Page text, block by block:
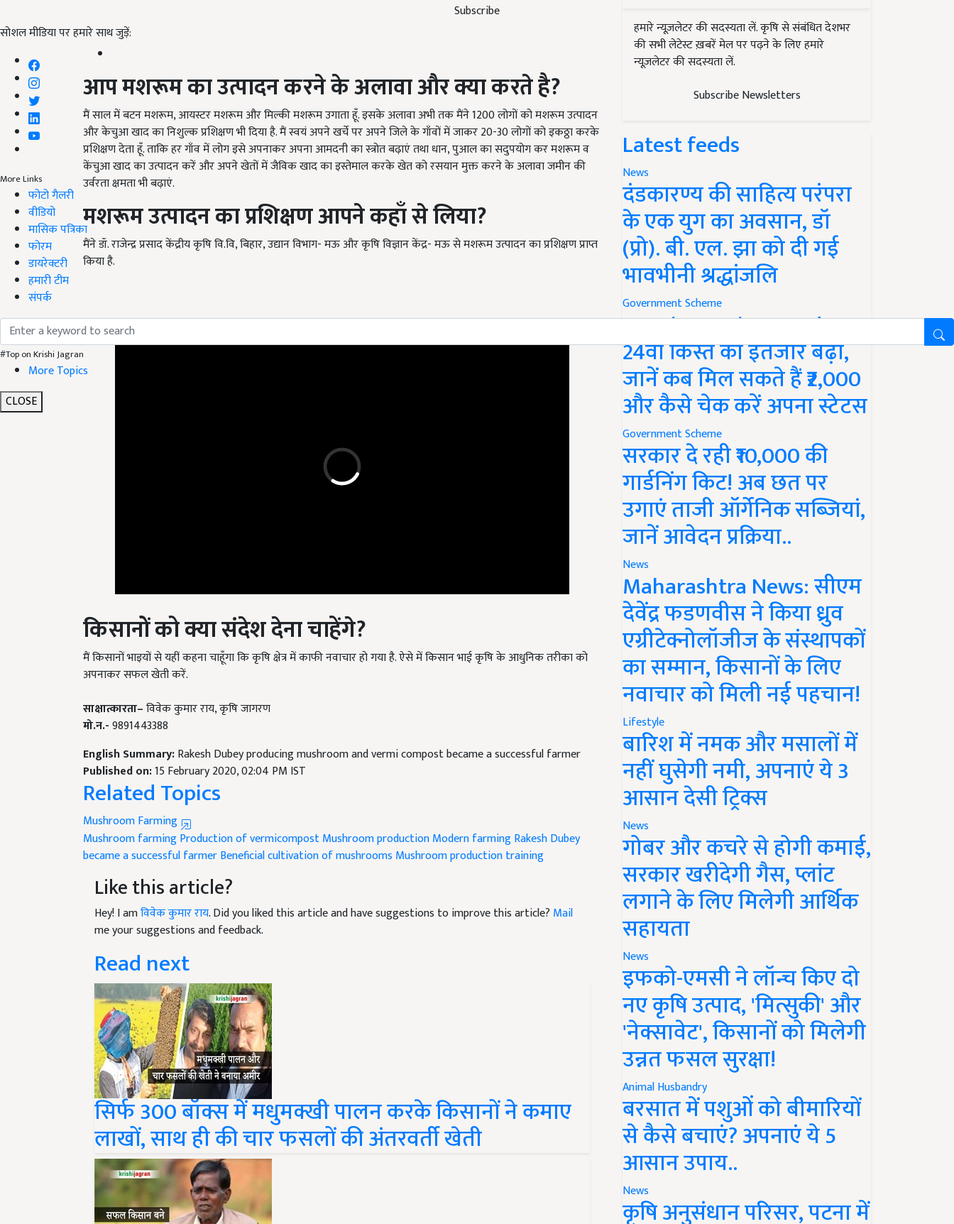
Subscribe
सोशल मीडिया पर हमारे साथ जुड़ें:
More Links
फोटो गैलरी
वीडियो
मासिक पत्रिका
फोरम
डायरेक्टरी
हमारी टीम
संपर्क
#Top on Krishi Jagran
More Topics
CLOSE
आप मशरूम का उत्पादन करने के अलावा और क्या करते है?
मैं साल में बटन मशरूम, आयस्टर मशरूम और मिल्की मशरूम उगाता हूँ. इसके अलावा अभी तक मैंने 1200 लोगों को मशरूम उत्पादन
और केचुआ खाद का निशुल्क प्रशिक्षण भी दिया है. मैं स्वयं अपने खर्चे पर अपने जिले के गाँवों में जाकर 20-30 लोगों को इकठ्ठा करके
प्रशिक्षण देता हूँ. ताकि हर गाँव में लोग इसे अपनाकर अपना आमदनी का स्त्रोत बढ़ाएं तथा धान, पुआल का सदुपयोग कर मशरूम व
केंचुआ खाद का उत्पादन करें और अपने खेतों में जैविक खाद का इस्तेमाल करके खेत को रसयान मुक्त करने के अलावा जमीन की
उर्वरता क्षमता भी बढ़ाएं.
मशरूम उत्पादन का प्रशिक्षण आपने कहाँ से लिया?
मैंने डॉ. राजेन्द्र प्रसाद केंद्रीय कृषि वि.वि, बिहार, उद्यान विभाग- मऊ और कृषि विज्ञान केंद्र- मऊ से मशरूम उत्पादन का प्रशिक्षण प्राप्त
किया है.
किसानों को क्या संदेश देना चाहेंगे?
मैं किसानों भाइयों से यहीं कहना चाहूँगा कि कृषि क्षेत्र में काफी नवाचार हो गया है. ऐसे में किसान भाई कृषि के आधुनिक तरीका को
अपनाकर सफल खेती करें.
मो.न.-9891443388
Published on:15 February 2020, 02:04 PM IST
Related Topics
Mushroom Farming
Mushroom farming Production of vermicompost
became a successful farmerBeneficial cultivation of mushroomsMushroom production training
Like this article?
Hey! I amविवेक कुमार राय. Did you liked this article and have suggestions to improve this article?
me your suggestions and feedback.
Read next
सिर्फ 300 बॉक्स में मधुमक्खी पालन करके किसानों ने कमाए
लाखों, साथ ही की चार फसलों की अंतरवर्ती खेती
हमारे न्यूज़लेटर की सदस्यता लें. कृषि से संबंधित देशभर
की सभी लेटेस्ट ख़बरें मेल पर पढ़ने के लिए हमारे
न्यूज़लेटर की सदस्यता लें.
Subscribe Newsletters
Latest feeds
News
दंडकारण्य की साहित्य परंपरा
के एक युग का अवसान, डॉ
(प्रो). बी. एल. झा को दी गई
भावभीनी श्रद्धांजलि
Government Scheme
PM Kisan Yojana Update:
24वीं किस्त का इंतजार बढ़ा,
जानें कब मिल सकते हैं ₹2,000
और कैसे चेक करें अपना स्टेटस
Government Scheme
सरकार दे रही ₹10,000 की
गार्डनिंग किट! अब छत पर
उगाएं ताजी ऑर्गेनिक सब्जियां,
जानें आवेदन प्रक्रिया..
News
Maharashtra News: सीएम
देवेंद्र फडणवीस ने किया ध्रुव
एग्रीटेक्नोलॉजीज के संस्थापकों
का सम्मान, किसानों के लिए
नवाचार को मिली नई पहचान!
Lifestyle
बारिश में नमक और मसालों में
नहीं घुसेगी नमी, अपनाएं ये 3
आसान देसी ट्रिक्स
News
गोबर और कचरे से होगी कमाई,
सरकार खरीदेगी गैस, प्लांट
लगाने के लिए मिलेगी आर्थिक
सहायता
News
इफको-एमसी ने लॉन्च किए दो
नए कृषि उत्पाद, 'मित्सुकी' और
'नेक्सावेट', किसानों को मिलेगी
उन्नत फसल सुरक्षा!
Animal Husbandry
बरसात में पशुओं को बीमारियों
से कैसे बचाएं? अपनाएं ये 5
आसान उपाय..
News
कृषि अनुसंधान परिसर, पटना में